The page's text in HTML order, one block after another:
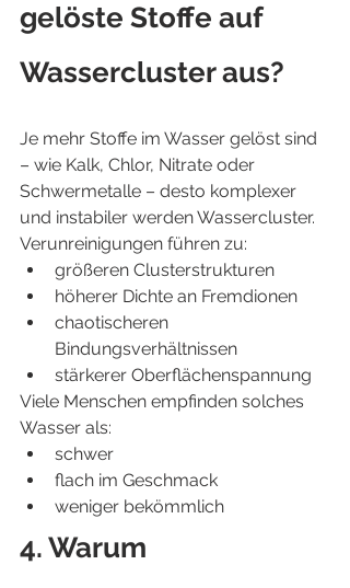
gelöste Stoffe auf
Wassercluster aus?
Je mehr Stoffe im Wasser gelöst sind
– wie Kalk, Chlor, Nitrate oder
Schwermetalle – desto komplexer
und instabiler werden Wassercluster.
Verunreinigungen führen zu:
größeren Clusterstrukturen
höherer Dichte an Fremdionen
chaotischeren
Bindungsverhältnissen
stärkerer Oberflächenspannung
Viele Menschen empfinden solches
Wasser als:
schwer
flach im Geschmack
weniger bekömmlich
4. Warum